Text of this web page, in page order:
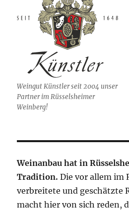
Weingut Künstler seit 2004 unser
Partner im Rüsselsheimer
Weinberg!
Weinanbau hat in
Tradition.Die vor allem im
verbreitete und geschätzte
macht hier von sich reden,